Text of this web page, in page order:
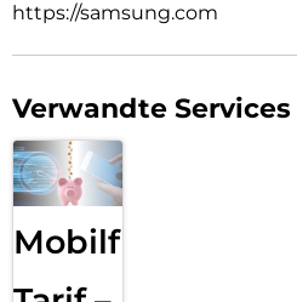
https://samsung.com
Verwandte Services
Mobilfunk